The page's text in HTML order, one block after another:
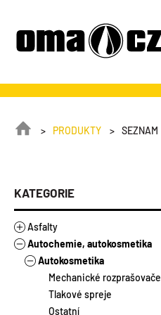
PRODUKTY SEZNAM
KATEGORIE
Asfalty
Asfalty
Stavebněizolační asfalty
Modifikované asfalty
Silniční asfalty
Asfaltové výrobky
Asfalty ředěné
Zálivky
Emulze
Autochemie, autokosmetika
Autokosmetika
Mechanické rozprašovače
Tlakové spreje
Ostatní